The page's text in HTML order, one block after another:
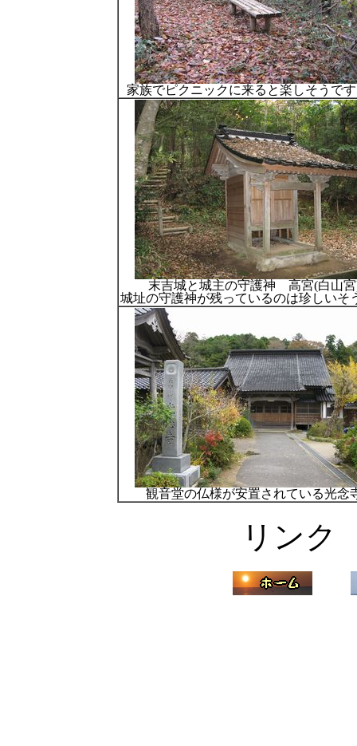
家族でピクニックに来ると楽しそうで
末吉城と城主の守護神 高宮(白山
城址の守護神が残っているのは珍しいそ
観音堂の仏様が安置されている光念
リン